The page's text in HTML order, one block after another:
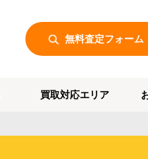
無料査定フォーム
買取対応エリア